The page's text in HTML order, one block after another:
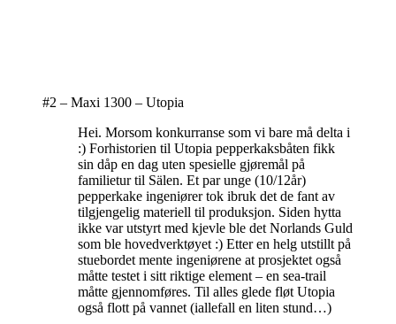
#2 – Maxi 1300 – Utopia
Hei. Morsom konkurranse som vi bare må delta i
:) Forhistorien til Utopia pepperkaksbåten fikk
sin dåp en dag uten spesielle gjøremål på
familietur til Sälen. Et par unge (10/12år)
pepperkake ingeniører tok ibruk det de fant av
tilgjengelig materiell til produksjon. Siden hytta
ikke var utstyrt med kjevle ble det Norlands Guld
som ble hovedverktøyet :) Etter en helg utstillt på
stuebordet mente ingeniørene at prosjektet også
måtte testet i sitt riktige element – en sea-trail
måtte gjennomføres. Til alles glede fløt Utopia
også flott på vannet (iallefall en liten stund…)